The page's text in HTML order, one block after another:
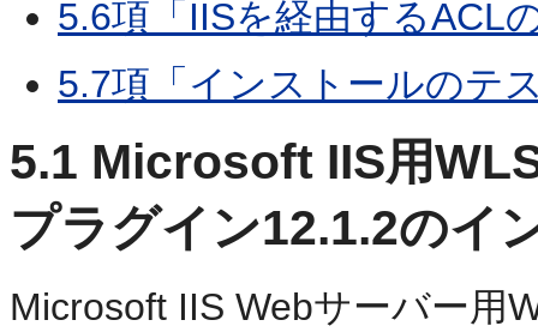
5.6項「IISを経由するACL
5.7項「インストールのテ
5.1 Microsoft IIS用
プラグイン12.1.2のイ
Microsoft IIS Webサーバー用